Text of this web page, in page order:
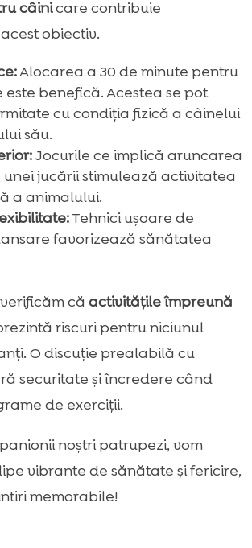
câinicare contribuie
obiectiv.
Alocarea a 30 de minute pentru
benefică. Acestea se pot
cu condiția fizică a câinelui
său.
Jocurile ce implică aruncarea
jucării stimulează activitatea
a animalului.
Tehnici ușoare de
favorizează sănătatea
că activitățile împreună
riscuri pentru niciunul
O discuție prealabilă cu
securitate și încredere când
de exerciții.
noștri patrupezi, vom
vibrante de sănătate și fericire,
memorabile!